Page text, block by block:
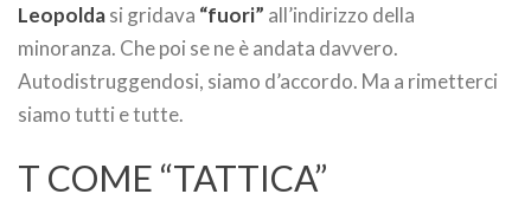
Leopoldasi gridava “fuori” all’indirizzo della
minoranza. Che poi se ne è andata davvero.
Autodistruggendosi, siamo d’accordo. Ma a rimetterci
siamo tutti e tutte.
T COME “TATTICA”